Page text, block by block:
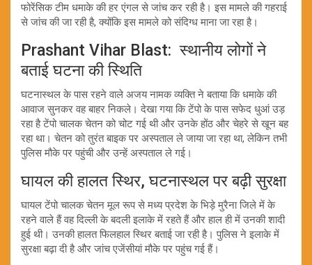
फोरेंसिक टीम धमाके की हर एंगल से जांच कर रही है। इस मामले की गहराई
से जांच की जा रही है, क्योंकि इस मामले को संदिग्ध माना जा रहा है।
Prashant Vihar Blast: स्थानीय लोगों ने
बताई घटना की स्थिति
घटनास्थल के पास रहने वाले अजय नामक व्यक्ति ने बताया कि धमाके की
आवाज सुनकर वह बाहर निकले। देखा गया कि टेंपो के पास सफेद धुआं उड़
रहा है टेंपो चालक चेतन को चोट गई थी और उनके होंठ और चेहरे से खून बह
रहा था। चेतन को तुरंत बाइक पर अस्पताल ले जाया जा रहा था, लेकिन तभी
पुलिस मौके पर पहुंची और उन्हें अस्पताल ले गई।
घायल की हालत स्थिर, घटनास्थल पर बढ़ी सुरक्षा
घायल टेंपो चालक चेतन मूल रूप से मध्य प्रदेश के भिड़े मुरैना जिले में के
रहने वाले हैं वह दिल्ली के बदली इलाके में रहते हैं और हाल ही में उनकी शादी
हुई थी। उनकी हालत फिलहाल स्थिर बताई जा रही है। पुलिस ने इलाके में
सुरक्षा बढ़ा दी है और जांच एजेंसीयां मौके पर पहुंच गई हैं।